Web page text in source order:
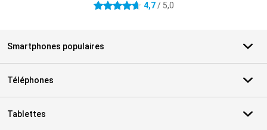
4.7 étoiles 4,7/ 5,0
Smartphones populaires
Téléphones
Tablettes